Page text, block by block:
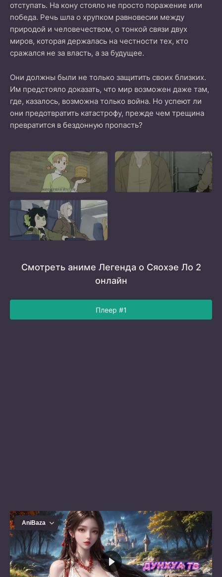
отступать. На кону стояло не просто поражение или
победа. Речь шла о хрупком равновесии между
природой и человечеством, о тонкой связи двух
миров, которая держалась на честности тех, кто
сражался не за власть, а за будущее.
Они должны были не только защитить своих близких.
Им предстояло доказать, что мир возможен даже там,
где, казалось, возможна только война. Но успеют ли
они предотвратить катастрофу, прежде чем трещина
превратится в бездонную пропасть?
Смотреть аниме Легенда о Сяохэе Ло 2
онлайн
Плеер #1